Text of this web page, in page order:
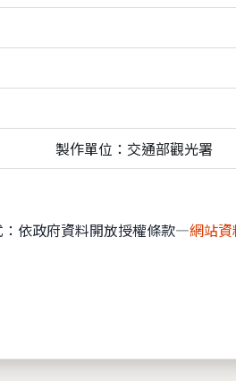
製作單位：交通部觀光署
：依政府資料開放授權條款—網站